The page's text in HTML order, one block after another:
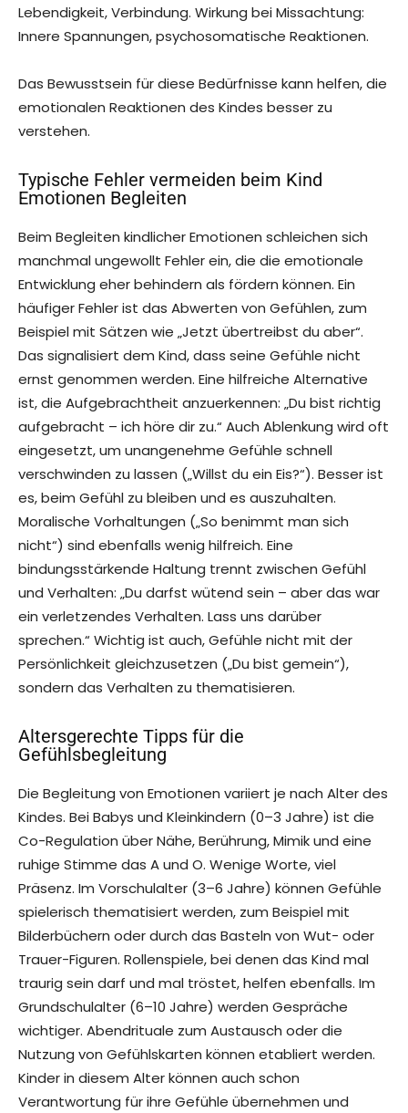
Lebendigkeit, Verbindung. Wirkung bei Missachtung:
Innere Spannungen, psychosomatische Reaktionen.
Das Bewusstsein für diese Bedürfnisse kann helfen, die
emotionalen Reaktionen des Kindes besser zu
verstehen.
Typische Fehler vermeiden beim Kind
Emotionen Begleiten
Beim Begleiten kindlicher Emotionen schleichen sich
manchmal ungewollt Fehler ein, die die emotionale
Entwicklung eher behindern als fördern können. Ein
häufiger Fehler ist das Abwerten von Gefühlen, zum
Beispiel mit Sätzen wie „Jetzt übertreibst du aber“.
Das signalisiert dem Kind, dass seine Gefühle nicht
ernst genommen werden. Eine hilfreiche Alternative
ist, die Aufgebrachtheit anzuerkennen: „Du bist richtig
aufgebracht – ich höre dir zu.“ Auch Ablenkung wird oft
eingesetzt, um unangenehme Gefühle schnell
verschwinden zu lassen („Willst du ein Eis?“). Besser ist
es, beim Gefühl zu bleiben und es auszuhalten.
Moralische Vorhaltungen („So benimmt man sich
nicht“) sind ebenfalls wenig hilfreich. Eine
bindungsstärkende Haltung trennt zwischen Gefühl
und Verhalten: „Du darfst wütend sein – aber das war
ein verletzendes Verhalten. Lass uns darüber
sprechen.“ Wichtig ist auch, Gefühle nicht mit der
Persönlichkeit gleichzusetzen („Du bist gemein“),
sondern das Verhalten zu thematisieren.
Altersgerechte Tipps für die
Gefühlsbegleitung
Die Begleitung von Emotionen variiert je nach Alter des
Kindes. Bei Babys und Kleinkindern (0–3 Jahre) ist die
Co-Regulation über Nähe, Berührung, Mimik und eine
ruhige Stimme das A und O. Wenige Worte, viel
Präsenz. Im Vorschulalter (3–6 Jahre) können Gefühle
spielerisch thematisiert werden, zum Beispiel mit
Bilderbüchern oder durch das Basteln von Wut- oder
Trauer-Figuren. Rollenspiele, bei denen das Kind mal
traurig sein darf und mal tröstet, helfen ebenfalls. Im
Grundschulalter (6–10 Jahre) werden Gespräche
wichtiger. Abendrituale zum Austausch oder die
Nutzung von Gefühlskarten können etabliert werden.
Kinder in diesem Alter können auch schon
Verantwortung für ihre Gefühle übernehmen und